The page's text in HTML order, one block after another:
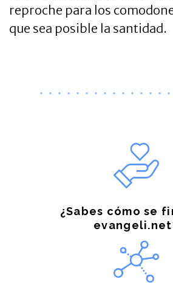
reproche para los
que sea posible la santidad.
¿Sabes cómo se